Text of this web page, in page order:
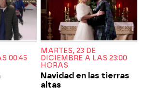
00:45
MARTES, 23 DE
DICIEMBRE A LAS 23:00
HORAS
Navidad en las tierras
altas